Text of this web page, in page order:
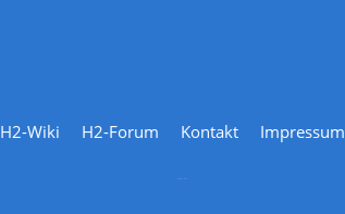
H2-Wiki H2-Forum Kontakt Impressum